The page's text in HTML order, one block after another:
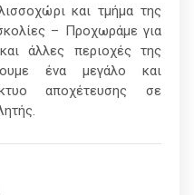
και τμήμα της
– Προχωράμε για
άλλες περιοχές της
ένα μεγάλο και
αποχέτευσης σε